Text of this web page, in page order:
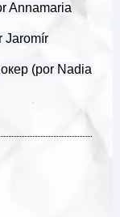
Annamaria
Jaromír
(por Nadia